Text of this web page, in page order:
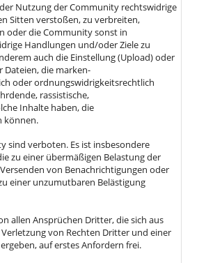
Nutzung der Community rechtswidrige
Sitten verstoßen, zu verbreiten,
oder die Community sonst in
Handlungen und/oder Ziele zu
auch die Einstellung (Upload) oder
die marken-
oder ordnungswidrigkeitsrechtlich
rassistische,
Inhalte haben, die
können.
sind verboten. Es ist insbesondere
zu einer übermäßigen Belastung der
von Benachrichtigungen oder
einer unzumutbaren Belästigung
allen Ansprüchen Dritter, die sich aus
von Rechten Dritter und einer
auf erstes Anfordern frei.